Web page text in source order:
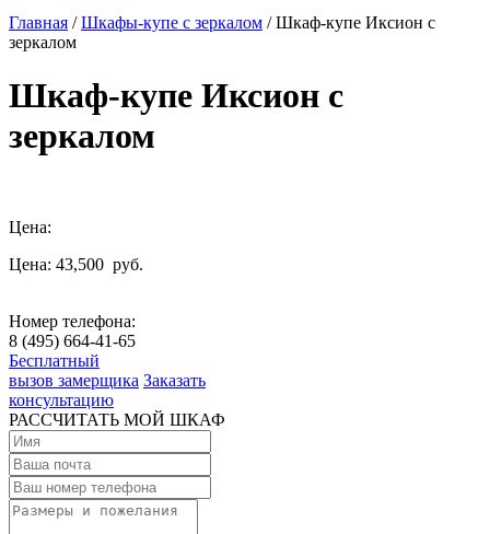
Главная /Шкафы-купе с зеркалом / Шкаф-купе Иксион с
зеркалом
Шкаф-купе Иксион с
зеркалом
Цена:
Цена: 43,500 руб.
Номер телефона:
8 (495) 664-41-65
Бесплатный
вызов замерщика Заказать
консультацию
РАССЧИТАТЬ МОЙ ШКАФ